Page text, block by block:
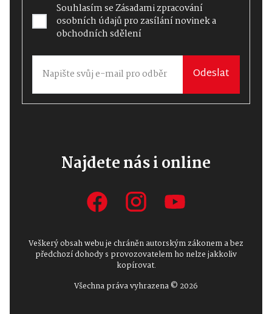
Souhlasím seZásadami zpracování
osobních údajůpro zasílání novinek a
obchodních sdělení
Odeslat
Najdete nás i online
Veškerý obsah webu je chráněn autorským zákonem a bez
předchozí dohody s provozovatelem ho nelze jakkoliv
kopírovat.
Všechna práva vyhrazena © 2026